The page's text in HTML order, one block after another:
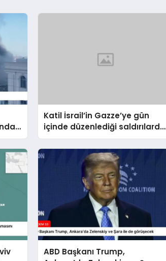
Katil İsrail’in Gazze’ye gün
içinde düzenlediği saldırılarda
hayatını kaybedenlerin sayısı
10’a yükseldi
ABD Başkanı Trump,